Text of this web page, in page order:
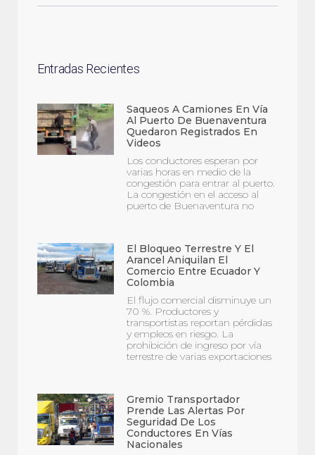
Entradas Recientes
Saqueos A Camiones En Vía
Al Puerto De Buenaventura
Quedaron Registrados En
Videos
Los conductores esperan por
varias horas en medio de la
congestión para entrar al puerto.
La congestión en el acceso al
puerto de Buenaventura no
El Bloqueo Terrestre Y El
Arancel Aniquilan El
Comercio Entre Ecuador Y
Colombia
El flujo comercial disminuye un
70 %. Productores y
transportistas reportan pérdidas
y empleos en riesgo. La
prohibición de ingreso por vía
terrestre de varias exportaciones
Gremio Transportador
Prende Las Alertas Por
Seguridad De Los
Conductores En Vías
Nacionales